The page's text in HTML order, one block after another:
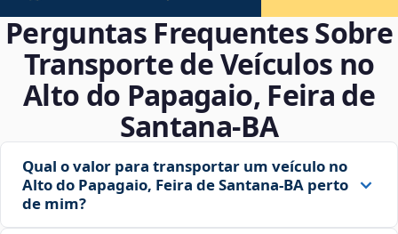
Perguntas Frequentes Sobre
Transporte de Veículos no
Alto do Papagaio, Feira de
Santana‑BA
Qual o valor para transportar um veículo no
Alto do Papagaio, Feira de Santana‑BA perto
de mim?